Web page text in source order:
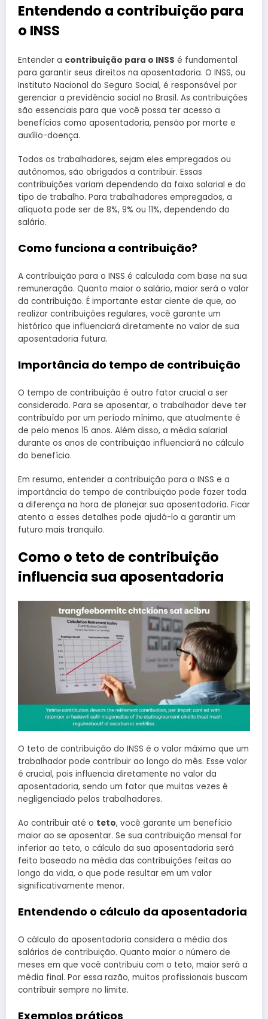
Entendendo a contribuição para
o INSS
Entender a contribuição para o INSS é fundamental
para garantir seus direitos na aposentadoria. O INSS, ou
Instituto Nacional do Seguro Social, é responsável por
gerenciar a previdência social no Brasil. As contribuições
são essenciais para que você possa ter acesso a
benefícios como aposentadoria, pensão por morte e
auxílio-doença.
Todos os trabalhadores, sejam eles empregados ou
autônomos, são obrigados a contribuir. Essas
contribuições variam dependendo da faixa salarial e do
tipo de trabalho. Para trabalhadores empregados, a
alíquota pode ser de 8%, 9% ou 11%, dependendo do
salário.
Como funciona a contribuição?
A contribuição para o INSS é calculada com base na sua
remuneração. Quanto maior o salário, maior será o valor
da contribuição. É importante estar ciente de que, ao
realizar contribuições regulares, você garante um
histórico que influenciará diretamente no valor de sua
aposentadoria futura.
Importância do tempo de contribuição
O tempo de contribuição é outro fator crucial a ser
considerado. Para se aposentar, o trabalhador deve ter
contribuído por um período mínimo, que atualmente é
de pelo menos 15 anos. Além disso, a média salarial
durante os anos de contribuição influenciará no cálculo
do benefício.
Em resumo, entender a contribuição para o INSS e a
importância do tempo de contribuição pode fazer toda
a diferença na hora de planejar sua aposentadoria. Ficar
atento a esses detalhes pode ajudá-lo a garantir um
futuro mais tranquilo.
Como o teto de contribuição
influencia sua aposentadoria
O teto de contribuição do INSS é o valor máximo que um
trabalhador pode contribuir ao longo do mês. Esse valor
é crucial, pois influencia diretamente no valor da
aposentadoria, sendo um fator que muitas vezes é
negligenciado pelos trabalhadores.
Ao contribuir até o teto, você garante um benefício
maior ao se aposentar. Se sua contribuição mensal for
inferior ao teto, o cálculo da sua aposentadoria será
feito baseado na média das contribuições feitas ao
longo da vida, o que pode resultar em um valor
significativamente menor.
Entendendo o cálculo da aposentadoria
O cálculo da aposentadoria considera a média dos
salários de contribuição. Quanto maior o número de
meses em que você contribuiu com o teto, maior será a
média final. Por essa razão, muitos profissionais buscam
contribuir sempre no limite.
Exemplos práticos